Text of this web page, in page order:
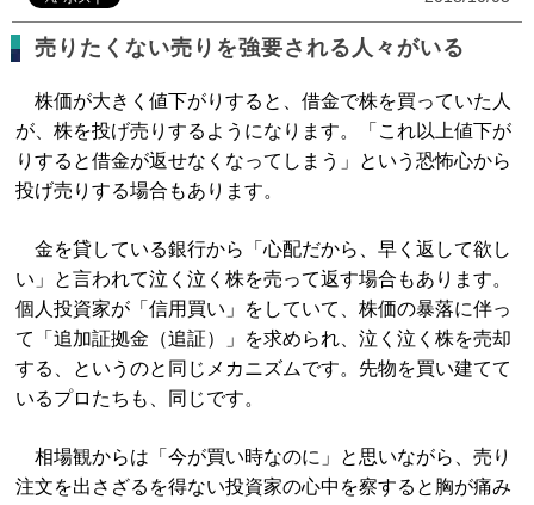
売りたくない売りを強要される人々がいる
株価が大きく値下がりすると、借金で株を買っていた人
が、株を投げ売りするようになります。「これ以上値下が
りすると借金が返せなくなってしまう」という恐怖心から
投げ売りする場合もあります。
金を貸している銀行から「心配だから、早く返して欲し
い」と言われて泣く泣く株を売って返す場合もあります。
個人投資家が「信用買い」をしていて、株価の暴落に伴っ
て「追加証拠金（追証）」を求められ、泣く泣く株を売却
する、というのと同じメカニズムです。先物を買い建てて
いるプロたちも、同じです。
相場観からは「今が買い時なのに」と思いながら、売り
注文を出さざるを得ない投資家の心中を察すると胸が痛み